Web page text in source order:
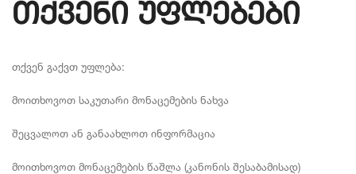
თქვენი უფლებები
თქვენ გაქვთ უფლება:
მოითხოვოთ საკუთარი მონაცემების ნახვა
შეცვალოთ ან განაახლოთ ინფორმაცია
მოითხოვოთ მონაცემების წაშლა (კანონის შესაბამისად)